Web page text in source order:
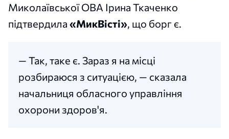
Миколаївської ОВА Ірина Ткаченко
підтвердила «МикВісті», що борг є.
— Так, таке є. Зараз я на місці
розбираюся з ситуацією, — сказала
начальниця обласного управління
охорони здоров'я.